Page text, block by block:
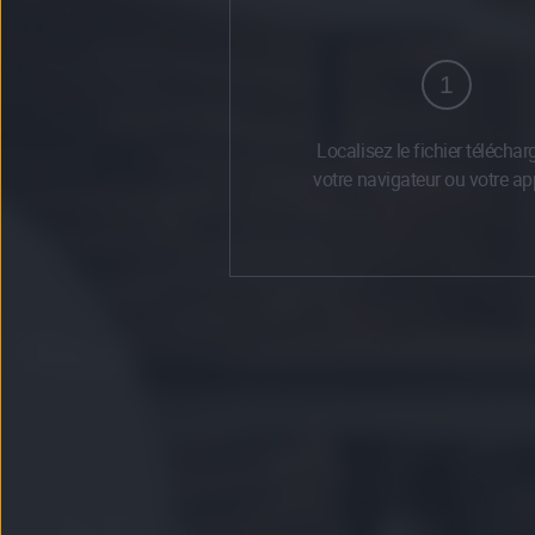
1
Localisez le fichier
votre navigateur ou votre